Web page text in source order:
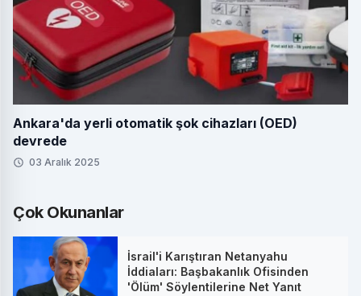
Ankara'da yerli otomatik şok cihazları (OED)
devrede
03 Aralık 2025
Çok Okunanlar
İsrail'i Karıştıran Netanyahu
İddiaları: Başbakanlık Ofisinden
'Ölüm' Söylentilerine Net Yanıt